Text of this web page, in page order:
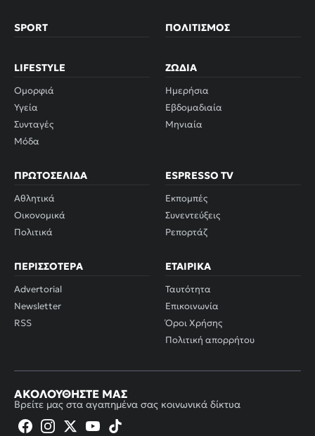
SPORT ΠΟΛΙΤΙΣΜΌΣ
LIFESTYLE
Ομορφιά
Υγεία
Συνταγές
Μόδα
ΖΏΔΙΑ
Ημερήσια
Εβδομαδιαία
Μηνιαία
ΠΡΩΤΟΣΈΛΙΔΑ
Αθλητικά
Οικονομικά
Πολιτικά
ESPRESSO TV
Εκπομπές
Συνεντεύξεις
Ρεπορτάζ
ΠΕΡΙΣΣΌΤΕΡΑ
Advertorial
Newsletter
RSS
ΕΤΑΙΡΙΚΆ
Ταυτότητα
Επικοινωνία
Όροι Χρήσης
Πολιτική απορρήτου
ΑΚΟΛΟΥΘΉΣΤΕ ΜΑΣ
Βρείτε μας στα αγαπημένα σας κοινωνικά δίκτυα